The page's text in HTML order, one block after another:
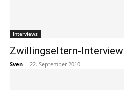
Interviews
Zwillingseltern-Interview
Sven - 22. September 2010